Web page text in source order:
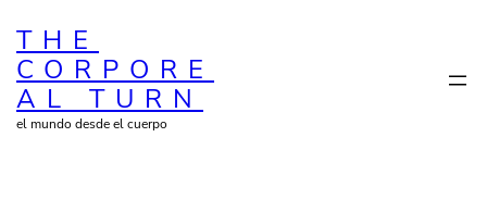
al
contenido
THE
CORPORE
AL TURN
el mundo desde el cuerpo